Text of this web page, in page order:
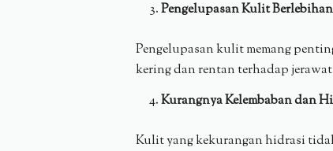
Pengelupasan Kulit Berlebihan
Pengelupasan kulit memang
kering dan rentan terhadap
Kurangnya Kelembaban dan
Kulit yang kekurangan hidrasi